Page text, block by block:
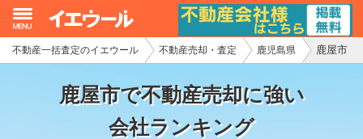
不動産一括査定のイエウール 不動産売却・査定 鹿児島県 鹿屋市
鹿屋市で不動産売却に強い
会社ランキング
イエウール加盟希望の不動産会社様
初めての方へ